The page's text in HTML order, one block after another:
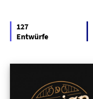
127
Entwürfe